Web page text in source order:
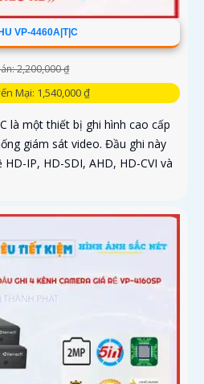
VP-4460A|T|C
2,200,000 ₫
Mại: 1,540,000 ₫
là một thiết bị ghi hình cao cấp
giám sát video. Đầu ghi này
IP, HD-SDI, AHD, HD-CVI và